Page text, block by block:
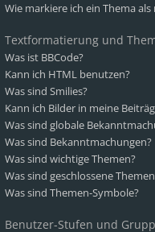
Wie markiere ich ein Thema als
Textformatierung und
Was ist BBCode?
Kann ich HTML benutzen?
Was sind Smilies?
Kann ich Bilder in meine
Was sind globale
Was sind Bekanntmachungen?
Was sind wichtige Themen?
Was sind geschlossene
Was sind Themen-Symbole?
Benutzer-Stufen und